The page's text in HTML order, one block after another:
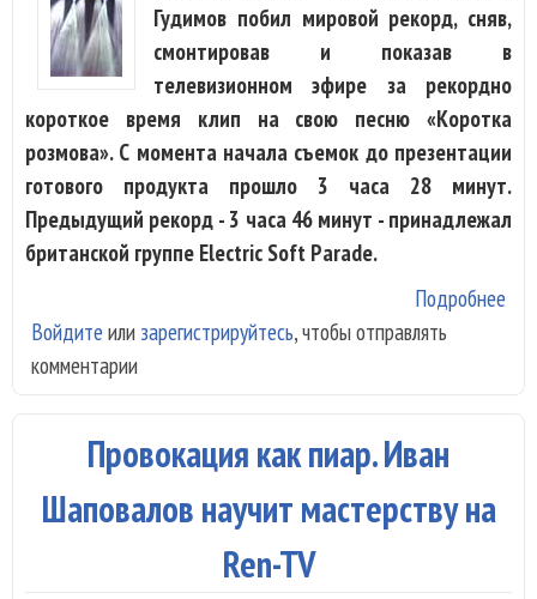
Гудимов побил мировой рекорд, сняв,
смонтировав и показав в
телевизионном эфире за рекордно
короткое время клип на свою песню «Коротка
розмова». С момента начала съемок до презентации
готового продукта прошло 3 часа 28 минут.
Предыдущий рекорд - 3 часа 46 минут - принадлежал
британской группе Electric Soft Parade.
Подробнее
Войдите или зарегистрируйтесь, чтобы отправлять
комментарии
Провокация как пиар. Иван
Шаповалов научит мастерству на
Ren-TV